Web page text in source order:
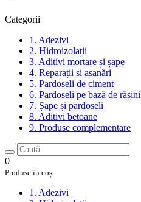
Categorii
1. Adezivi
2. Hidroizolații
3. Aditivi mortare și șape
4. Reparații și asanări
5. Pardoseli de ciment
6. Pardoseli pe bază de rășini
7. Șape și pardoseli
8. Aditivi betoane
9. Produse complementare
0
Produse în coș
1. Adezivi